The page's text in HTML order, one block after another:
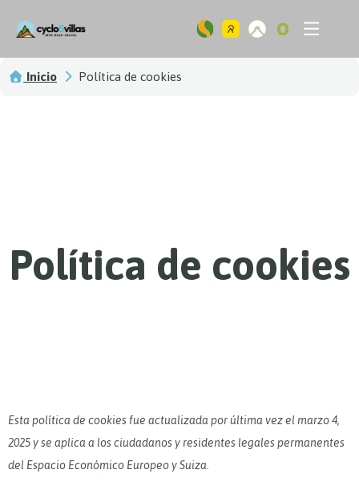
contenido
Flyout
Menu
Inicio Política de cookies
Política de cookies
Esta política de cookies fue actualizada por última vez el marzo 4,
2025 y se aplica a los ciudadanos y residentes legales permanentes
del Espacio Económico Europeo y Suiza.
Consent
to
Consent
to
Consent
to
Consent
to
Consent
to
Consent
to
Consent
to
Consent
to
Consent
to